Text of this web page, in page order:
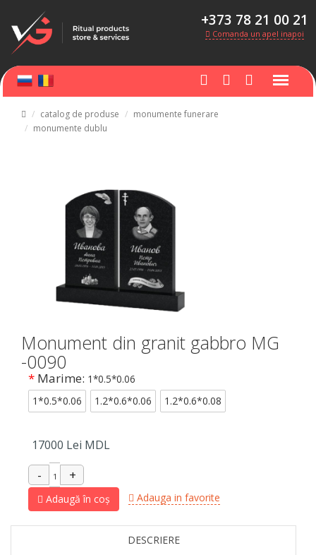
+373 78 21 00 21
Comanda un apel inapoi
catalog de produse
monumente funerare
monumente dublu
Monument din granit gabbro MG
-0090
* Marime: 1*0.5*0.06
1*0.5*0.06
1.2*0.6*0.06 1.2*0.6*0.08
17000 Lei MDL
Adaugă în coș Adauga in favorite
DESCRIERE